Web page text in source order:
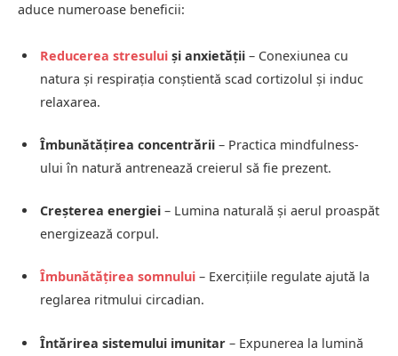
aduce numeroase beneficii:
Reducerea stresului și anxietății – Conexiunea cu
natura și respirația conștientă scad cortizolul și induc
relaxarea.
Îmbunătățirea concentrării – Practica mindfulness-
ului în natură antrenează creierul să fie prezent.
Creșterea energiei – Lumina naturală și aerul proaspăt
energizează corpul.
Îmbunătățirea somnului – Exercițiile regulate ajută la
reglarea ritmului circadian.
Întărirea sistemului imunitar – Expunerea la lumină